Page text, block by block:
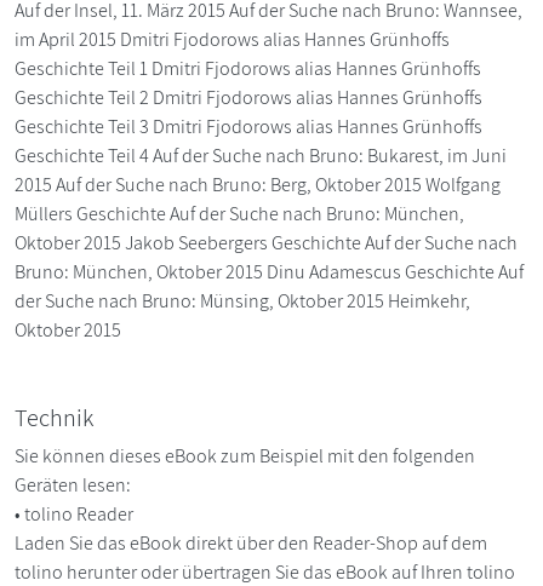
Auf der Insel, 11. März 2015 Auf der Suche nach Bruno: Wannsee,
im April 2015 Dmitri Fjodorows alias Hannes Grünhoffs
Geschichte Teil 1 Dmitri Fjodorows alias Hannes Grünhoffs
Geschichte Teil 2 Dmitri Fjodorows alias Hannes Grünhoffs
Geschichte Teil 3 Dmitri Fjodorows alias Hannes Grünhoffs
Geschichte Teil 4 Auf der Suche nach Bruno: Bukarest, im Juni
2015 Auf der Suche nach Bruno: Berg, Oktober 2015 Wolfgang
Müllers Geschichte Auf der Suche nach Bruno: München,
Oktober 2015 Jakob Seebergers Geschichte Auf der Suche nach
Bruno: München, Oktober 2015 Dinu Adamescus Geschichte Auf
der Suche nach Bruno: Münsing, Oktober 2015 Heimkehr,
Oktober 2015
Technik
Sie können dieses eBook zum Beispiel mit den folgenden
Geräten lesen:
• tolino Reader
Laden Sie das eBook direkt über den Reader-Shop auf dem
tolino herunter oder übertragen Sie das eBook auf Ihren tolino